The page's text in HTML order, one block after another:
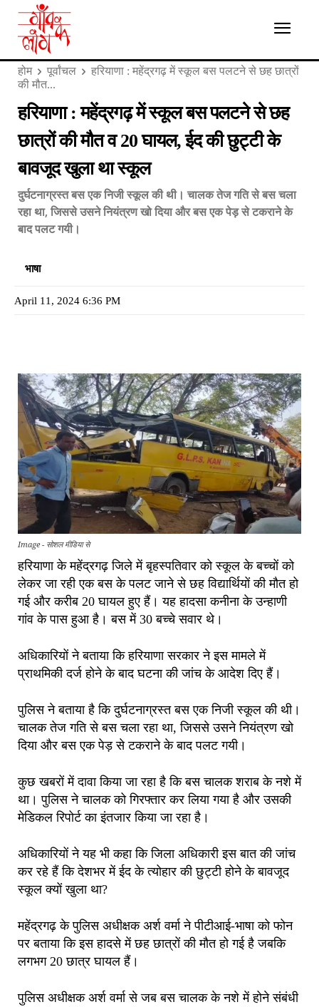
होम पूर्वांचल
हरियाणा : महेंद्रगढ़ में स्कूल बस पलटने से छह छात्रों
की मौत...
हरियाणा : महेंद्रगढ़ में स्कूल बस पलटने से छह
छात्रों की मौत व 20 घायल, ईद की छुट्टी के
बावजूद खुला था स्कूल
दुर्घटनाग्रस्त बस एक निजी स्कूल की थी। चालक तेज गति से बस चला
रहा था, जिससे उसने नियंत्रण खो दिया और बस एक पेड़ से टकराने के
बाद पलट गयी।
भाषा
April 11, 2024 6:36 PM
Image - सोशल मीडिया से
हरियाणा के महेंद्रगढ़ जिले में बृहस्पतिवार को स्कूल के बच्चों को
लेकर जा रही एक बस के पलट जाने से छह विद्यार्थियों की मौत हो
गई और करीब 20 घायल हुए हैं। यह हादसा कनीना के उन्हाणी
गांव के पास हुआ है। बस में 30 बच्चे सवार थे।
अधिकारियों ने बताया कि हरियाणा सरकार ने इस मामले में
प्राथमिकी दर्ज होने के बाद घटना की जांच के आदेश दिए हैं।
पुलिस ने बताया है कि दुर्घटनाग्रस्त बस एक निजी स्कूल की थी।
चालक तेज गति से बस चला रहा था, जिससे उसने नियंत्रण खो
दिया और बस एक पेड़ से टकराने के बाद पलट गयी।
कुछ खबरों में दावा किया जा रहा है कि बस चालक शराब के नशे में
था। पुलिस ने चालक को गिरफ्तार कर लिया गया है और उसकी
मेडिकल रिपोर्ट का इंतजार किया जा रहा है।
अधिकारियों ने यह भी कहा कि जिला अधिकारी इस बात की जांच
कर रहे हैं कि देशभर में ईद के त्योहार की छुट्टी होने के बावजूद
स्कूल क्यों खुला था?
महेंद्रगढ़ के पुलिस अधीक्षक अर्श वर्मा ने पीटीआई-भाषा को फोन
पर बताया कि इस हादसे में छह छात्रों की मौत हो गई है जबकि
लगभग 20 छात्र घायल हैं।
पुलिस अधीक्षक अर्श वर्मा से जब बस चालक के नशे में होने संबंधी